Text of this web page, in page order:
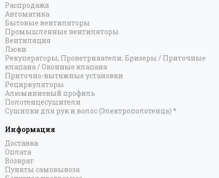
Распродажа
Автоматика
Бытовые вентиляторы
Промышленные вентиляторы
Вентиляция
Люки
Рекуператоры, Проветриватели, Бризеры / Приточные
клапана / Оконные клапана
Приточно-вытяжные установки
Рециркуляторы
Алюминиевый профиль
Полотенцесушители
Сушилки для рук и волос (Электрополотенца) *
Информация
Доставка
Оплата
Возврат
Пункты самовывоза